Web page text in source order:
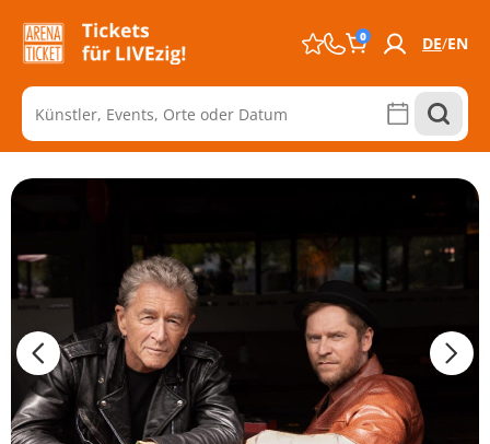
0 DE EN